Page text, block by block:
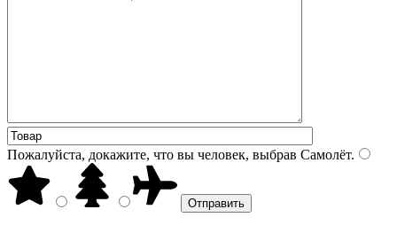
Пожалуйста, докажите, что вы человек, выбрав Самолёт.